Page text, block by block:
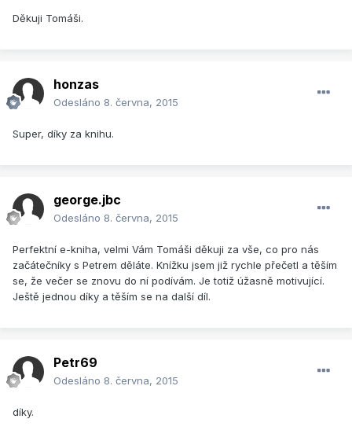
Děkuji Tomáši.
honzas
Odesláno 8. června, 2015
Super, díky za knihu.
george.jbc
Odesláno 8. června, 2015
Perfektní e-kniha, velmi Vám Tomáši děkuji za vše, co pro nás
začátečníky s Petrem děláte. Knížku jsem již rychle přečetl a těším
se, že večer se znovu do ní podívám. Je totiž úžasně motivující.
Ještě jednou díky a těším se na další díl.
Petr69
Odesláno 8. června, 2015
díky.